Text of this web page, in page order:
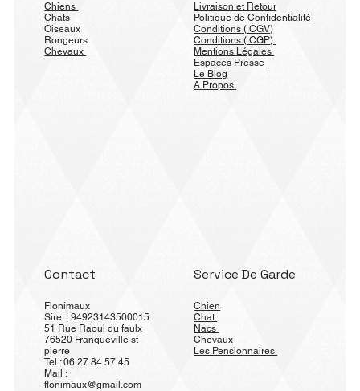
Chiens
Chats
Oiseaux
Rongeurs
Chevaux
Livraison et Retour
Politique de Confidentialité
Conditions ( CGV)
Conditions ( CGP)
Mentions Légales
Espaces Presse
Le Blog
A Propos
Contact
Flonimaux
Siret : 94923143500015
51 Rue Raoul du faulx
76520 Franqueville st
pierre
Tel : 06.27.84.57.45
Mail :
flonimaux@gmail.com
Service De Garde
Chien
Chat
Nacs
Chevaux
Les Pensionnaires